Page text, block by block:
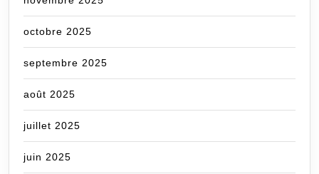
octobre 2025
septembre 2025
août 2025
juillet 2025
juin 2025